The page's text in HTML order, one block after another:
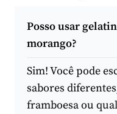
Posso usar
morango?
Sim! Você pode
sabores
framboesa ou